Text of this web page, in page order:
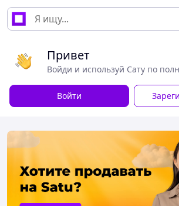
Привет
Войди и используй Сату по
Войти